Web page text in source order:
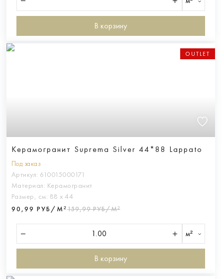
В корзину
OUTLET
Керамогранит Suprema Silver 44*88 Lappato
Под заказ
Артикул: 610015000171
Материал: Керамогранит
Размер, см: 88 х 44
90,99 РУБ/М²159,99 РУБ/М²
м²
В корзину